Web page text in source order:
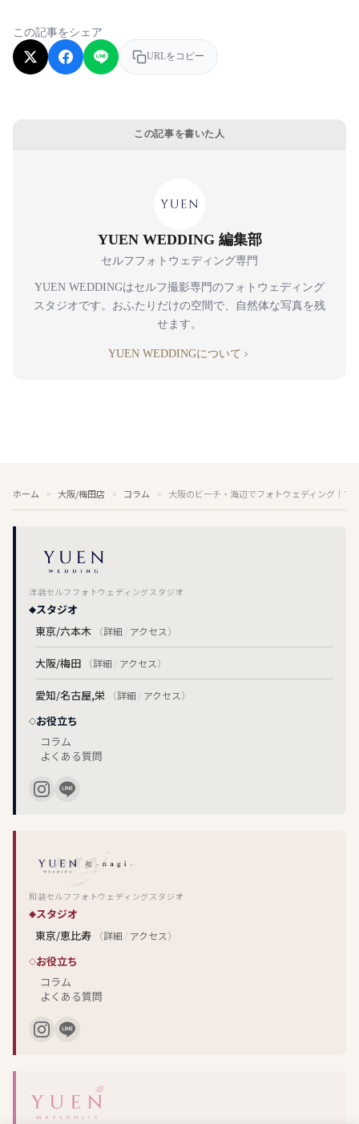
この記事をシェア
URLをコピー
この記事を書いた人
YUEN WEDDING 編集部
セルフフォトウェディング専門
YUEN WEDDINGはセルフ撮影専門のフォトウェディング
スタジオです。おふたりだけの空間で、自然体な写真を残
せます。
YUEN WEDDINGについて
ホーム 大阪/梅田店 コラム 大阪のビーチ・海辺でフォトウェディング｜マ
洋装セルフフォトウェディングスタジオ
スタジオ
東京/六本木
（詳細 / アクセス）
大阪/梅田 （詳細 / アクセス）
愛知/名古屋,栄 （詳細 / アクセス）
お役立ち
コラム
よくある質問
和装セルフフォトウェディングスタジオ
スタジオ
東京/恵比寿
（詳細 / アクセス）
お役立ち
コラム
よくある質問